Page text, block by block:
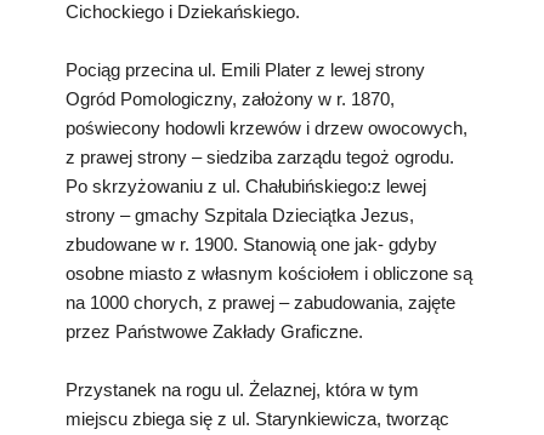
Cichockiego i Dziekańskiego.
Pociąg przecina ul. Emili Plater z lewej strony
Ogród Pomologiczny, założony w r. 1870,
poświecony hodowli krzewów i drzew owocowych,
z prawej strony – siedziba zarządu tegoż ogrodu.
Po skrzyżowaniu z ul. Chałubińskiego:z lewej
strony – gmachy Szpitala Dzieciątka Jezus,
zbudowane w r. 1900. Stanowią one jak- gdyby
osobne miasto z własnym kościołem i obliczone są
na 1000 chorych, z prawej – zabudowania, zajęte
przez Państwowe Zakłady Graficzne.
Przystanek na rogu ul. Żelaznej, która w tym
miejscu zbiega się z ul. Starynkiewicza, tworząc